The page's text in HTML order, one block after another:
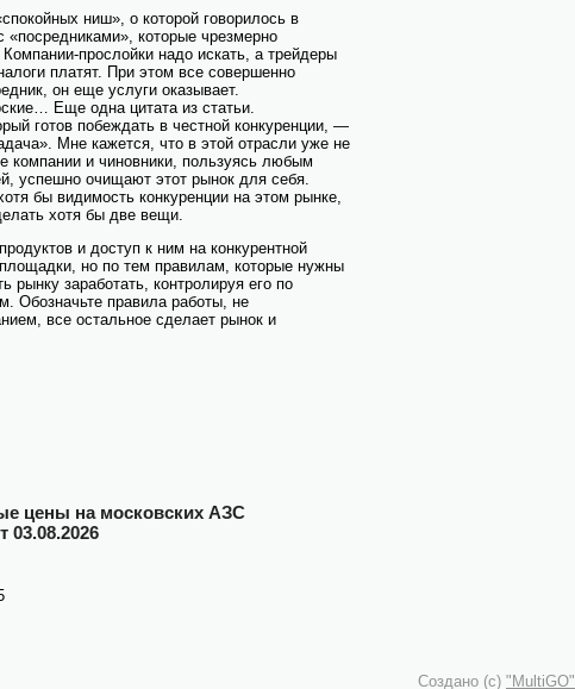
ниш», о которой говорилось в
которые чрезмерно
прослойки надо искать, а трейдеры
платят. При этом все совершенно
он еще услуги оказывает.
Еще одна цитата из статьи.
готов побеждать в честной конкуренции, —
Мне кажется, что в этой отрасли уже не
компании и чиновники, пользуясь любым
успешно очищают этот рынок для себя.
бы видимость конкуренции на этом рынке,
хотя бы две вещи.
и доступ к ним на конкурентной
но по тем правилам, которые нужны
рынку заработать, контролируя его по
Обозначьте правила работы, не
все остальное сделает рынок и
цены на московских АЗС
03.08.2026
Создано (c) "MultiGO"